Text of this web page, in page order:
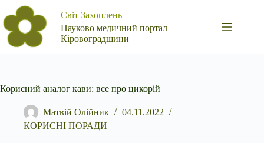
Перейти
до
вмісту
Світ Захоплень
Науково медичний портал
Кіровоградщини
Корисний аналог кави: все про цикорій
Матвій Олійник
04.11.2022
КОРИСНІ ПОРАДИ